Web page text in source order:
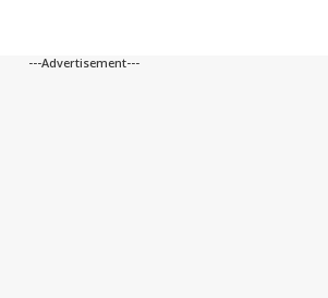
---Advertisement---